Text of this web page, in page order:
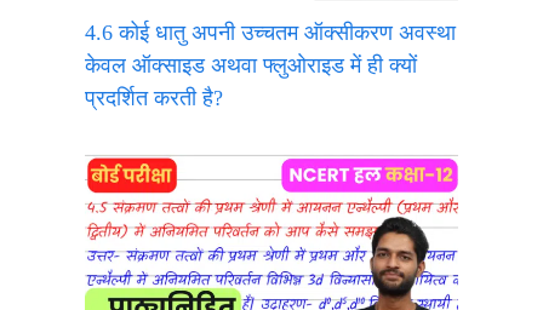
4.6 कोई धातु अपनी उच्चतम ऑक्सीकरण अवस्था
केवल ऑक्साइड अथवा फ्लुओराइड में ही क्यों
प्रदर्शित करती है?